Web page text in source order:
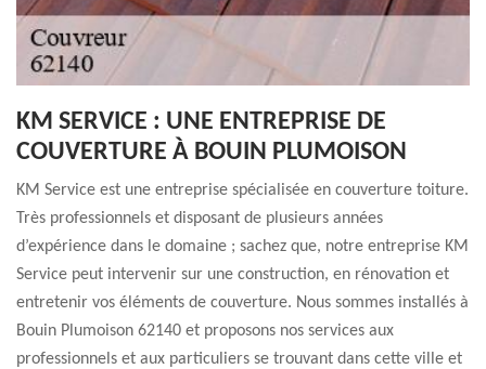
KM SERVICE : UNE ENTREPRISE DE
COUVERTURE À BOUIN PLUMOISON
KM Service est une entreprise spécialisée en couverture toiture.
Très professionnels et disposant de plusieurs années
d’expérience dans le domaine ; sachez que, notre entreprise KM
Service peut intervenir sur une construction, en rénovation et
entretenir vos éléments de couverture. Nous sommes installés à
Bouin Plumoison 62140 et proposons nos services aux
professionnels et aux particuliers se trouvant dans cette ville et